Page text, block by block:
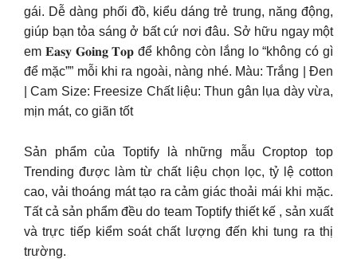
gái. Dễ dàng phối đồ, kiểu dáng trẻ trung, năng động,
giúp bạn tỏa sáng ở bất cứ nơi đâu. Sở hữu ngay một
em 𝐄𝐚𝐬𝐲 𝐆𝐨𝐢𝐧𝐠 𝐓𝐨𝐩 để không còn lắng lo “không có gì
để mặc”” mỗi khi ra ngoài, nàng nhé. Màu: Trắng | Đen
| Cam Size: Freesize Chất liệu: Thun gân lụa dày vừa,
mịn mát, co giãn tốt
Sản phẩm của Toptify là những mẫu Croptop top
Trending được làm từ chất liệu chọn lọc, tỷ lệ cotton
cao, vải thoáng mát tạo ra cảm giác thoải mái khi mặc.
Tất cả sản phẩm đều do team Toptify thiết kế , sản xuất
và trực tiếp kiểm soát chất lượng đến khi tung ra thị
trường.